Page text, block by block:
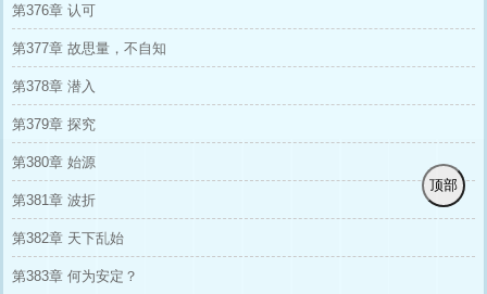
第376章 认可
第377章 故思量，不自知
第378章 潜入
第379章 探究
第380章 始源
第381章 波折
第382章 天下乱始
第383章 何为安定？
顶部